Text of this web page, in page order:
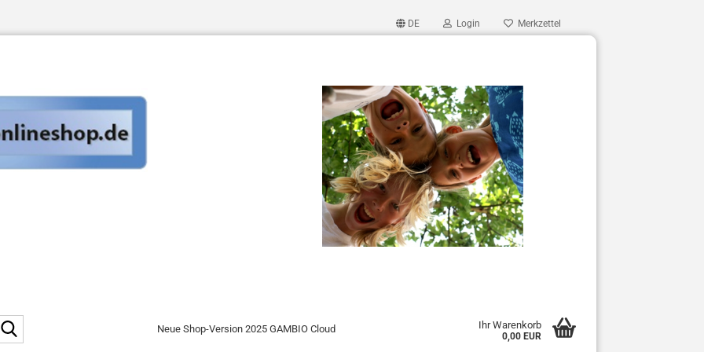
DE Login Merkzettel
Neue Shop-Version 2025 GAMBIO Cloud Ihr Warenkorb
0,00 EUR